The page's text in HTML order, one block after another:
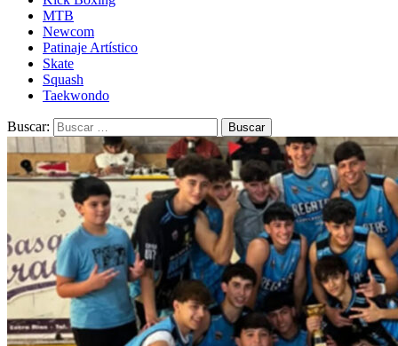
MTB
Newcom
Patinaje Artístico
Skate
Squash
Taekwondo
Buscar: